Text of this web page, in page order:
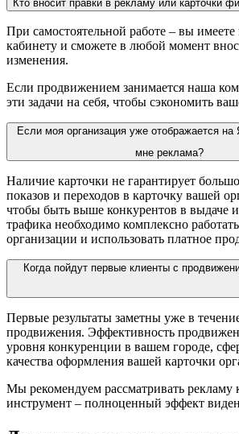
Кто вносит правки в рекламу или карточки
При самостоятельной работе – вы
кабинету и сможете в любой момент
изменения.
Если продвижением занимается наша
эти задачи на себя, чтобы сэкономить
Если моя организация уже отображается на
мне реклама?
Наличие карточки не гарантирует
показов и переходов в карточку вашей
чтобы быть выше конкурентов в выдаче
трафика необходимо комплексно
организации и использовать платное
Когда пойдут первые клиенты с
Первые результаты заметны уже в
продвижения. Эффективность
уровня конкуренции в вашем городе,
качества оформления вашей карточки
Мы рекомендуем рассматривать рекламу
инструмент – полноценный эффект